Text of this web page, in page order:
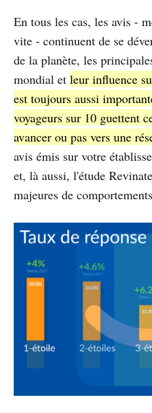
En tous les cas, les avis -
vite - continuent de se
de la planète, les
mondial et leur influence
est toujours aussi
voyageurs sur 10 guettent
avancer ou pas vers une
avis émis sur votre
et, là aussi, l'étude
majeures de